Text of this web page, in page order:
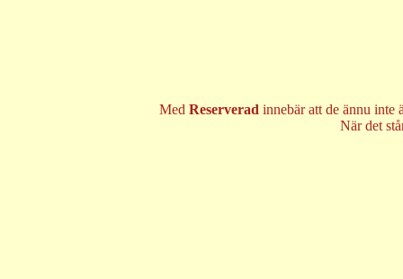
Med Reserverad innebär att de ännu inte
När det